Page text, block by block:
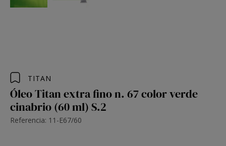
TITAN
Óleo Titan extra fino n. 67 color verde
cinabrio (60 ml) S.2
Referencia: 11-E67/60